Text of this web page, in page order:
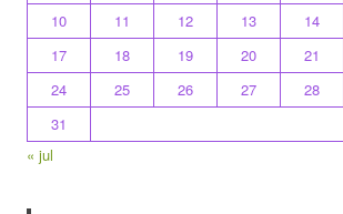
10
11 12 13 14
17
18 19 20 21
24
25 26 27 28
31
« jul